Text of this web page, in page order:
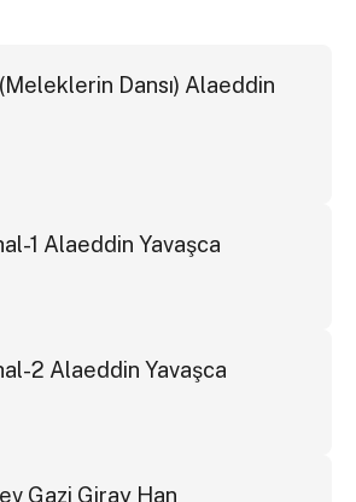
Dansı) Alaeddin
1 Alaeddin Yavaşca
2 Alaeddin Yavaşca
Gazi Giray Han